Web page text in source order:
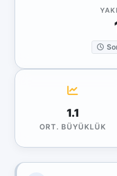
1.1
ORT. BÜYÜKLÜK